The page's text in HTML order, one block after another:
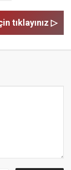
tıklayınız ▷